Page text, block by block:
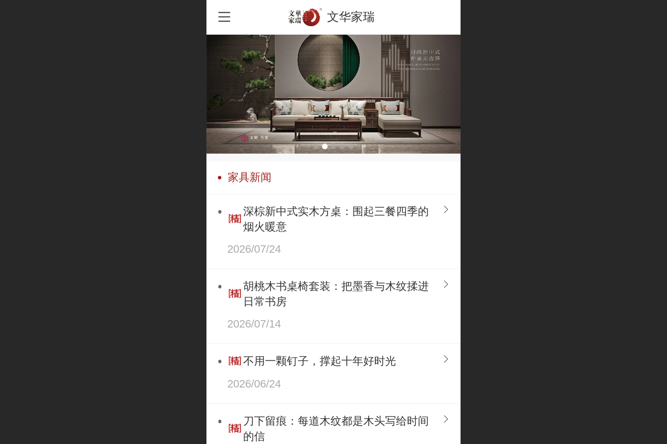
文华家瑞
家具新闻
深棕新中式实木方桌：围起三餐四季的
烟火暖意
2026/07/24
胡桃木书桌椅套装：把墨香与木纹揉进
日常书房
2026/07/14
不用一颗钉子，撑起十年好时光
2026/06/24
刀下留痕：每道木纹都是木头写给时间
的信